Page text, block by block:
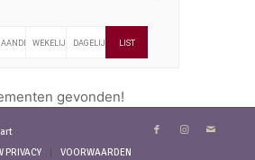
WEKELIJKSDAGELIJKS LIST
gevonden!
PRIVACY VOORWAARDEN